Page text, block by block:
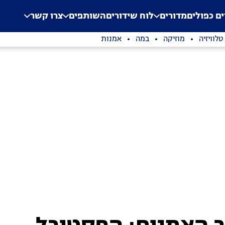
Application error: a
. כפוליםמדורים לוח שידוריםהשותפים צרו קשר
טלוויזיה מוזיקה במה אמנות